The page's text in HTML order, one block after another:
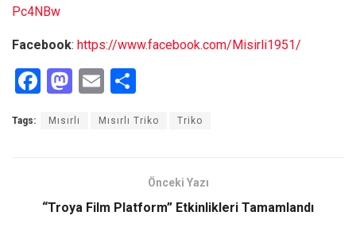
Pc4NBw
Facebook: https://www.facebook.com/Misirli1951/
F
ce
o
M
st
o
E
ail ar
Tags: Mısırlı Mısırlı Triko Triko
Önceki Yazı
“Troya Film Platform” Etkinlikleri Tamamlandı